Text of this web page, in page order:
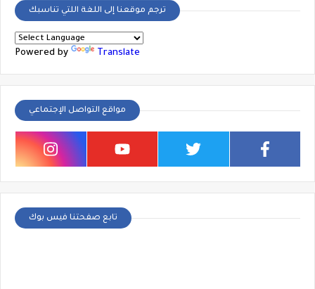
ترجم موقعنا إلى اللغة اللتي تناسبك
Powered by Translate
مواقع التواصل الإجتماعي
تابع صفحتنا فيس بوك